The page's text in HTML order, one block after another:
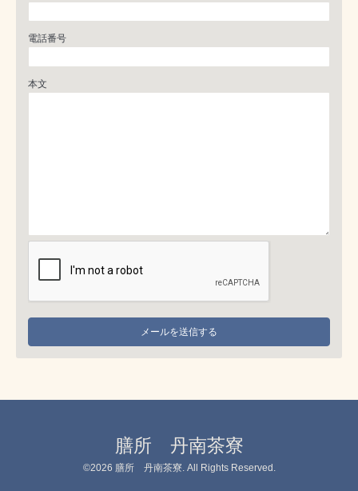
電話番号
本文
膳所 丹南茶寮
©2026 膳所 丹南茶寮. All Rights Reserved.